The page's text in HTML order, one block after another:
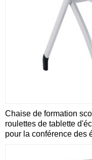
Chaise de formation
roulettes de tablette
pour la conférence des